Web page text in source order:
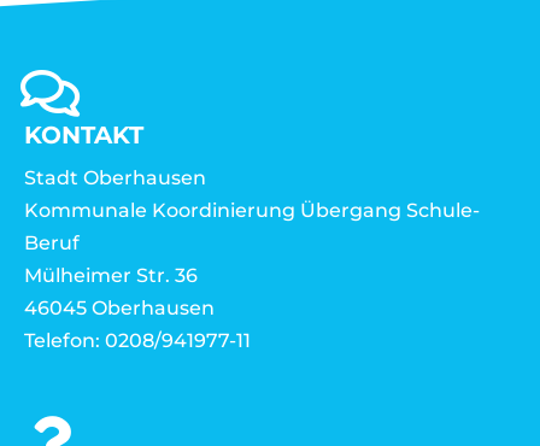
KONTAKT
Stadt Oberhausen
Kommunale Koordinierung Übergang Schule-
Beruf
Mülheimer Str. 36
46045 Oberhausen
Telefon: 0208/941977-11